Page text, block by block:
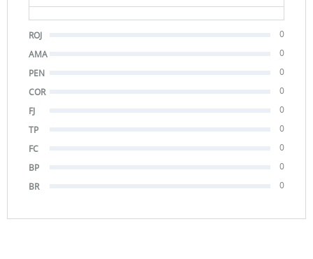
ROJ
0
AMA
0
PEN
0
COR
0
FJ
0
TP
0
FC
0
BP
0
BR
0